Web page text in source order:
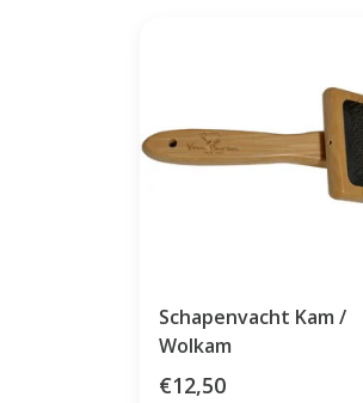
Schapenvacht Kam /
Wolkam
€12,50